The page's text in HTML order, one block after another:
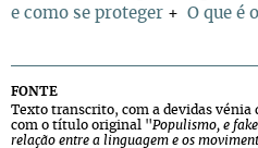
e como se proteger + O que é
FONTE
Texto transcrito, com a devidas vénia
com o título original "Populismo, e
relação entre a linguagem e os